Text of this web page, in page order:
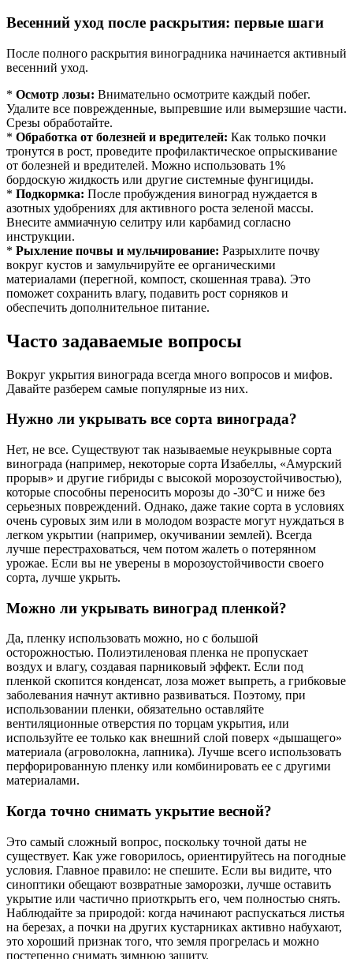
Весенний уход после раскрытия: первые шаги
После полного раскрытия виноградника начинается активный
весенний уход.
* Осмотр лозы: Внимательно осмотрите каждый побег.
Удалите все поврежденные, выпревшие или вымерзшие части.
Срезы обработайте.
* Обработка от болезней и вредителей: Как только почки
тронутся в рост, проведите профилактическое опрыскивание
от болезней и вредителей. Можно использовать 1%
бордоскую жидкость или другие системные фунгициды.
* Подкормка: После пробуждения виноград нуждается в
азотных удобрениях для активного роста зеленой массы.
Внесите аммиачную селитру или карбамид согласно
инструкции.
* Рыхление почвы и мульчирование: Разрыхлите почву
вокруг кустов и замульчируйте ее органическими
материалами (перегной, компост, скошенная трава). Это
поможет сохранить влагу, подавить рост сорняков и
обеспечить дополнительное питание.
Часто задаваемые вопросы
Вокруг укрытия винограда всегда много вопросов и мифов.
Давайте разберем самые популярные из них.
Нужно ли укрывать все сорта винограда?
Нет, не все. Существуют так называемые неукрывные сорта
винограда (например, некоторые сорта Изабеллы, «Амурский
прорыв» и другие гибриды с высокой морозоустойчивостью),
которые способны переносить морозы до -30°C и ниже без
серьезных повреждений. Однако, даже такие сорта в условиях
очень суровых зим или в молодом возрасте могут нуждаться в
легком укрытии (например, окучивании землей). Всегда
лучше перестраховаться, чем потом жалеть о потерянном
урожае. Если вы не уверены в морозоустойчивости своего
сорта, лучше укрыть.
Можно ли укрывать виноград пленкой?
Да, пленку использовать можно, но с большой
осторожностью. Полиэтиленовая пленка не пропускает
воздух и влагу, создавая парниковый эффект. Если под
пленкой скопится конденсат, лоза может выпреть, а грибковые
заболевания начнут активно развиваться. Поэтому, при
использовании пленки, обязательно оставляйте
вентиляционные отверстия по торцам укрытия, или
используйте ее только как внешний слой поверх «дышащего»
материала (агроволокна, лапника). Лучше всего использовать
перфорированную пленку или комбинировать ее с другими
материалами.
Когда точно снимать укрытие весной?
Это самый сложный вопрос, поскольку точной даты не
существует. Как уже говорилось, ориентируйтесь на погодные
условия. Главное правило: не спешите. Если вы видите, что
синоптики обещают возвратные заморозки, лучше оставить
укрытие или частично приоткрыть его, чем полностью снять.
Наблюдайте за природой: когда начинают распускаться листья
на березах, а почки на других кустарниках активно набухают,
это хороший признак того, что земля прогрелась и можно
постепенно снимать зимнюю защиту.